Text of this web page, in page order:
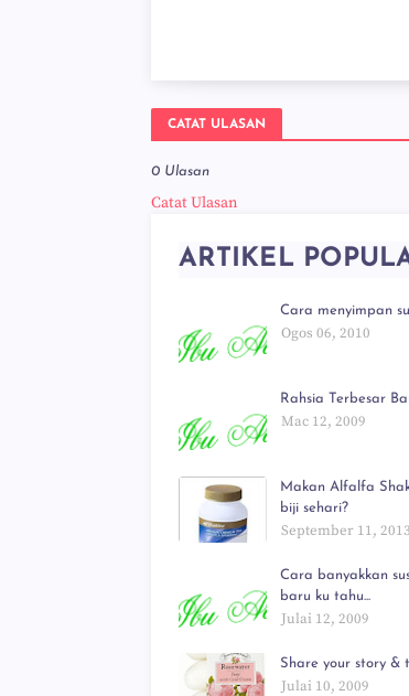
CATAT ULASAN
0 Ulasan
Catat Ulasan
ARTIKEL
Cara menyimpan
Ogos 06, 2010
Rahsia Terbesar
Mac 12, 2009
Makan Alfalfa
biji sehari?
September 11, 2013
Cara banyakkan
baru ku tahu...
Julai 12, 2009
Share your story &
Julai 10, 2009